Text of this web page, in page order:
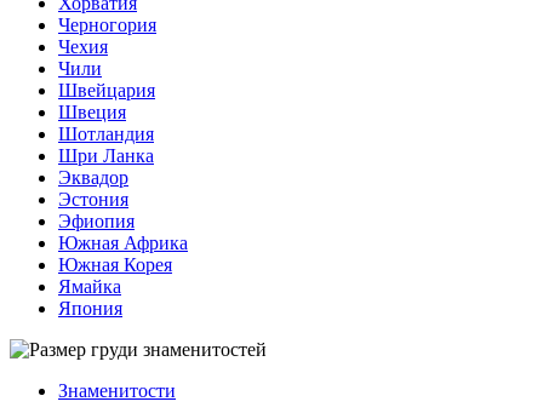
Черногория
Чехия
Чили
Швейцария
Швеция
Шотландия
Шри Ланка
Эквадор
Эстония
Эфиопия
Южная Африка
Южная Корея
Ямайка
Япония
Знаменитости